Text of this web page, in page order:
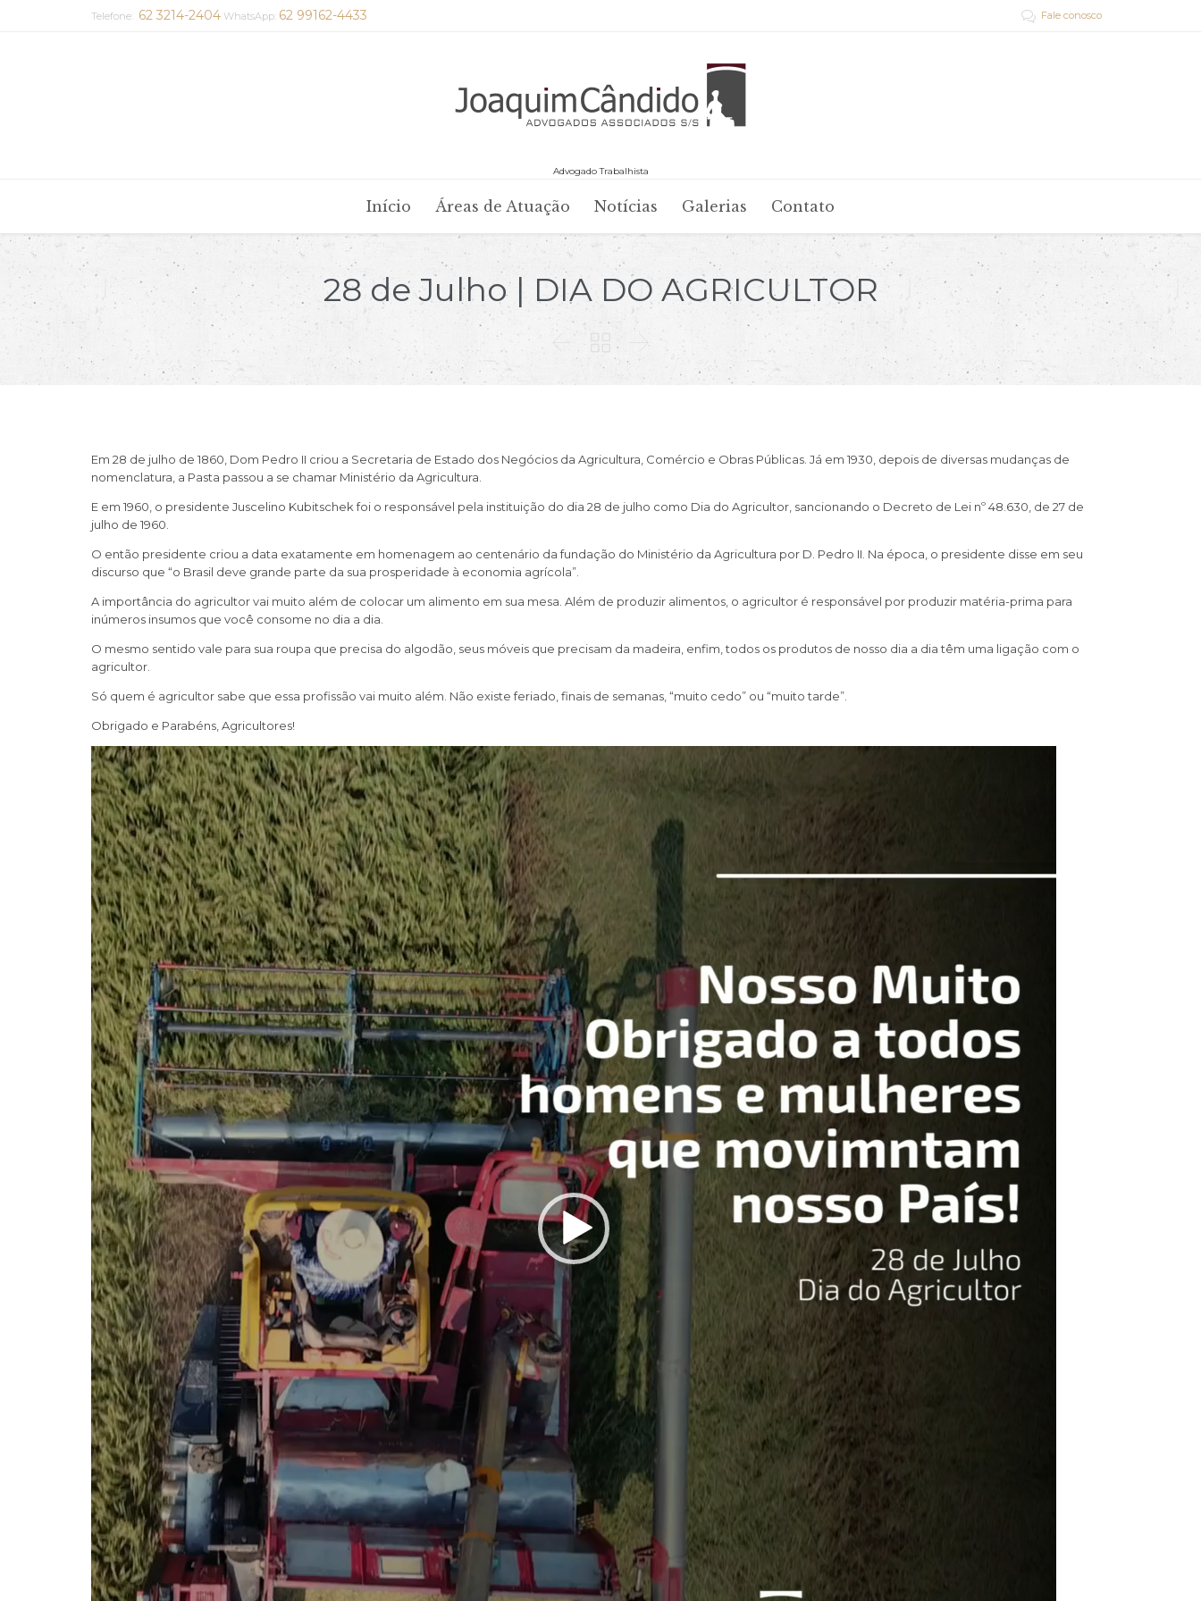
Telefone: 62 3214-2404 WhatsApp: 62 99162-4433  Fale conosco
Advogado Trabalhista
to
Início Áreas de Atuação Notícias Galerias Contato
28 de Julho | DIA DO AGRICULTOR

Em 28 de julho de 1860, Dom Pedro II criou a Secretaria de Estado dos Negócios da Agricultura, Comércio e Obras Públicas. Já em 1930, depois de diversas mudanças de
nomenclatura, a Pasta passou a se chamar Ministério da Agricultura.
E em 1960, o presidente Juscelino Kubitschek foi o responsável pela instituição do dia 28 de julho como Dia do Agricultor, sancionando o Decreto de Lei nº 48.630, de 27 de
julho de 1960.
O então presidente criou a data exatamente em homenagem ao centenário da fundação do Ministério da Agricultura por D. Pedro II. Na época, o presidente disse em seu
discurso que “o Brasil deve grande parte da sua prosperidade à economia agrícola”.
A importância do agricultor vai muito além de colocar um alimento em sua mesa. Além de produzir alimentos, o agricultor é responsável por produzir matéria-prima para
inúmeros insumos que você consome no dia a dia.
O mesmo sentido vale para sua roupa que precisa do algodão, seus móveis que precisam da madeira, enfim, todos os produtos de nosso dia a dia têm uma ligação com o
agricultor.
Só quem é agricultor sabe que essa profissão vai muito além. Não existe feriado, finais de semanas, “muito cedo” ou “muito tarde”.
Obrigado e Parabéns, Agricultores!
Tocador
de
vídeo